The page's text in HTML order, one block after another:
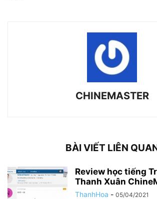
CHINEMASTER
BÀI VIẾT LIÊN
Review học tiếng
Thanh Xuân
ThanhHoa - 05/04/2021